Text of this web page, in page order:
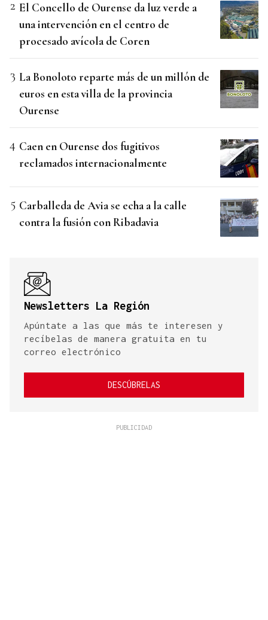
El Concello de Ourense da luz verde a
una intervención en el centro de
procesado avícola de Coren
La Bonoloto reparte más de un millón de
euros en esta villa de la provincia
Ourense
Caen en Ourense dos fugitivos
reclamados internacionalmente
Carballeda de Avia se echa a la calle
contra la fusión con Ribadavia
Newsletters La Región
Apúntate a las que más te interesen y
recíbelas de manera gratuita en tu
correo electrónico
DESCÚBRELAS